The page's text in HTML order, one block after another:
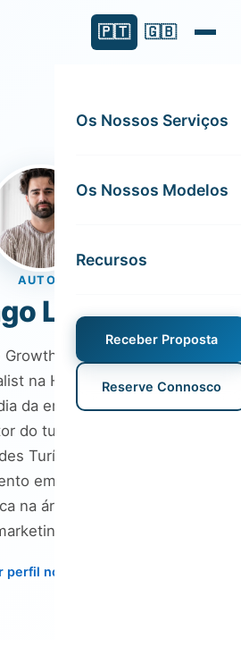
🇵🇹 🇬🇧
Os Nossos Serviços
Os Nossos Modelos
Recursos
Receber Proposta
Reserve Connosco
AUTOR
Lopes
&amp; Marketing
na HostWise, responsável
da empresa. Tem 8 anos de
do turismo, licenciatura em
Turísticas e mestrado em
em Turismo, combinando
na área com especialização
digital.
perfil no LinkedIn